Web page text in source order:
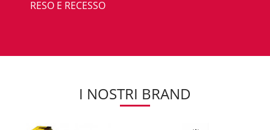
RESO E RECESSO
I NOSTRI BRAND